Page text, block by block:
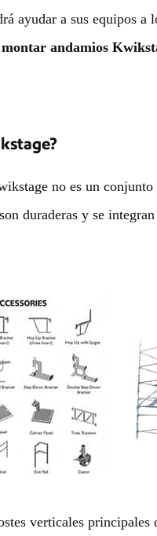
ayudar a sus equipos
montar andamios
no es un
duraderas y se
verticales